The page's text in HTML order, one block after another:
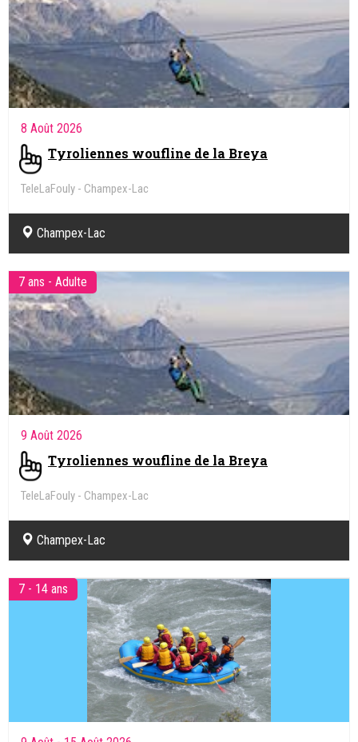
8 Août 2026
Tyroliennes woufline de la Breya
TeleLaFouly - Champex-Lac
Champex-Lac
7 ans - Adulte
9 Août 2026
Tyroliennes woufline de la Breya
TeleLaFouly - Champex-Lac
Champex-Lac
7 - 14 ans